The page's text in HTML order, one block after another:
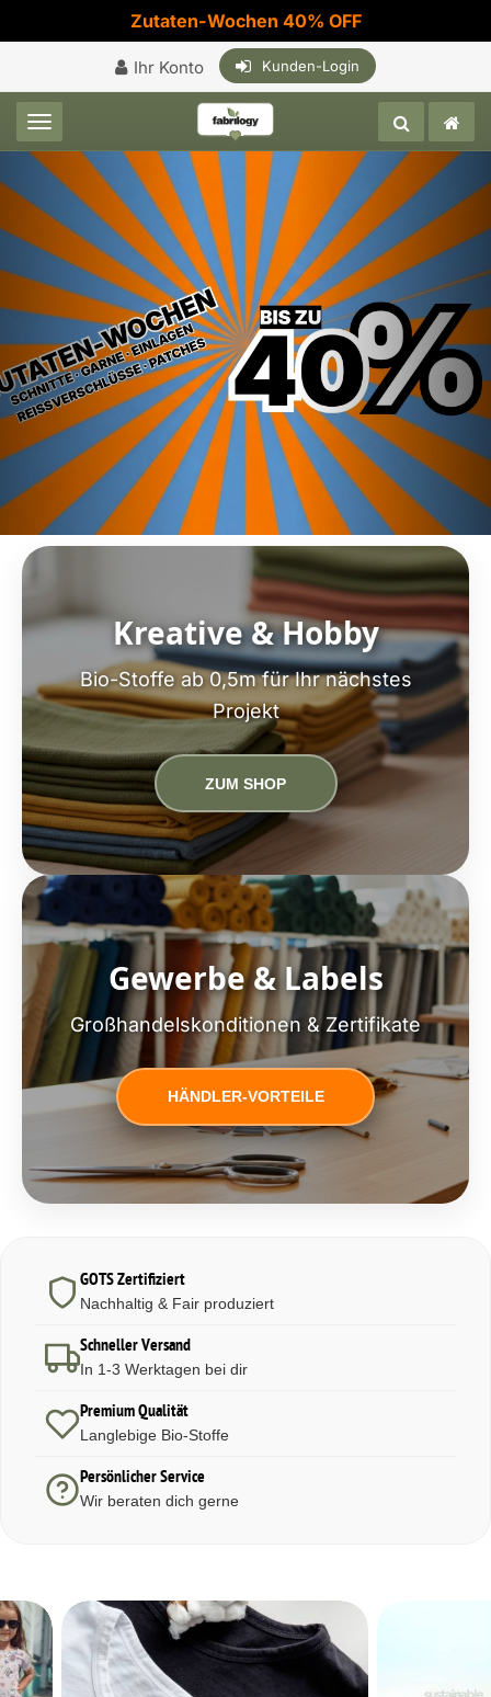
Zutaten-Wochen 40% OFF
Ihr Konto Kunden-Login
Toggle navigation
Kreative & Hobby
Bio-Stoffe ab 0,5m für Ihr nächstes
Projekt
ZUM SHOP
Gewerbe & Labels
Großhandelskonditionen & Zertifikate
HÄNDLER-VORTEILE
GOTS Zertifiziert
Nachhaltig & Fair produziert
Schneller Versand
In 1-3 Werktagen bei dir
Premium Qualität
Langlebige Bio-Stoffe
Persönlicher Service
Wir beraten dich gerne